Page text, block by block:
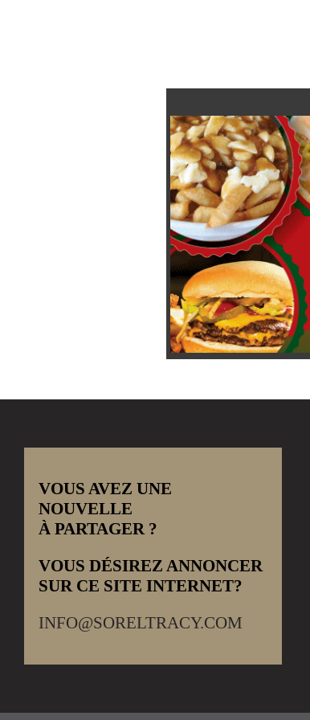
VOUS AVEZ UNE
NOUVELLE
À PARTAGER ?
VOUS DÉSIREZ ANNONCER
SUR CE SITE INTERNET?
INFO@SORELTRACY.COM